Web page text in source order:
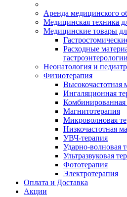
Аренда медицинского
Медицинская техника
Медицинские товары
Расходные
гастроэнтерологии
Неонатология и
Физиотерапия
Высокочастотная
Ингаляционная
Комбинированная
Магнитотерапия
Микроволновая
Низкочастотная
УВЧ-терапия
Ударно-волновая
Ультразвуковая
Фототерапия
Электротерапия
Оплата и Доставка
Акции